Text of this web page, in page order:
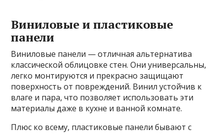
Виниловые и пластиковые
панели
Виниловые панели — отличная альтернатива
классической облицовке стен. Они универсальны,
легко монтируются и прекрасно защищают
поверхность от повреждений. Винил устойчив к
влаге и пара, что позволяет использовать эти
материалы даже в кухне и ванной комнате.
Плюс ко всему, пластиковые панели бывают с